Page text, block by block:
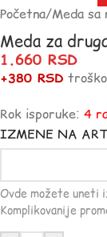
Početna/Meda sa
Meda za
1.660 RSD
+380 RSD
Rok isporuke: 4
IZMENE NA
Ovde možete uneti
Komplikovanije